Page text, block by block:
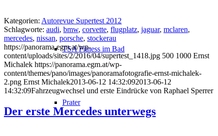
TSA Fitness im Bad
Prater
Kategorien: Autorevue Supertest 2012
Schlagworte: audi, bmw, corvette, flugplatz, jaguar, mclaren,
mercedes, nissan, porsche, stockerau
https://panorama.egm.at/wp-
content/uploads/sites/2/2016/04/supertest_1418.jpg 500 1000 Ernst
Michalek https://panorama.egm.at/wp-
content/themes/pano/images/panoramafotografie-ernst-michalek-
2.png Ernst Michalek2013-06-12 14:32:092013-06-12
14:32:09Fahrzeugwechsel und erste Eindrücke von Raphael Sperrer
Der erste Mercedes unterwegs